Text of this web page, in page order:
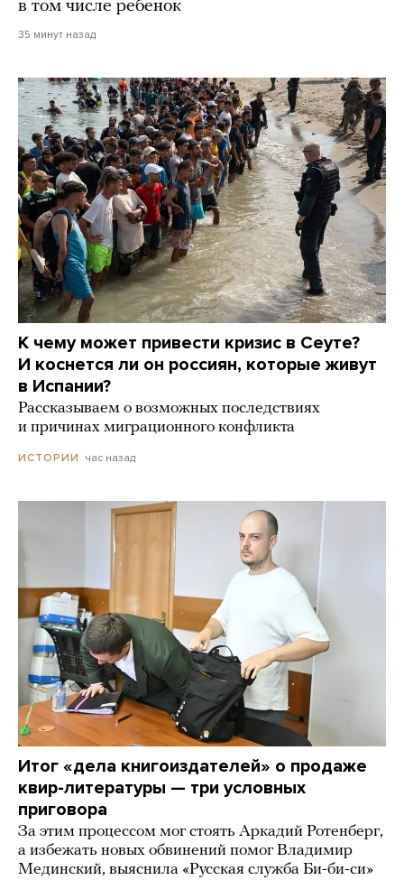
в том числе ребенок
35 минут назад
К чему может привести кризис в Сеуте?
И коснется ли он россиян, которые живут
в Испании?
Рассказываем о возможных последствиях
и причинах миграционного конфликта
ИСТОРИИ час назад
Итог «дела книгоиздателей» о продаже
квир-литературы — три условных
приговора
За этим процессом мог стоять Аркадий Ротенберг,
а избежать новых обвинений помог Владимир
Мединский, выяснила «Русская служба Би-би-си»